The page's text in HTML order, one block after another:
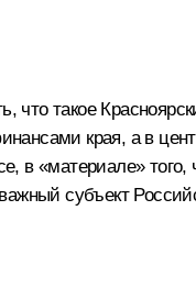
такое
края, а в
в «материале»
субъект